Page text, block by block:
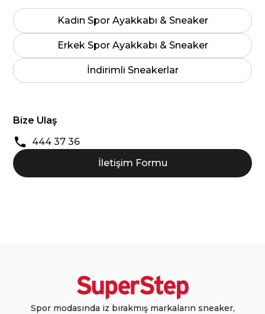
Kadın Spor Ayakkabı & Sneaker
Erkek Spor Ayakkabı & Sneaker
İndirimli Sneakerlar
Bize Ulaş
444 37 36
İletişim Formu
Spor modasında iz bırakmış markaların sneaker,